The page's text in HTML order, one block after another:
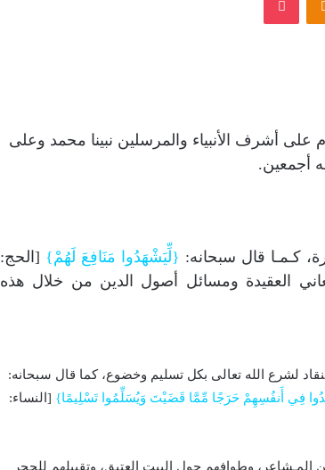
على أشرف الأنبياء والمرسلين نبينا محمد وعلى
أجمعين.
كـمـا قال سبحانه: {لِّيَشْهَدُوا مَنَافِعَ لَهُمْ} [الحج:
العقيدة ومسائل أصول الدين من خلال هذه
لشرع الله تعالى بكل تسليم وخضوع، كما قال سبحانه:
فِي أَنفُسِهِمْ حَرَجًا مِّمَّا قَضَيْتَ وَيُسَلِّمُوا تَسْلِيمًا} [النساء:
المـشاعر، وطوافهم حول البيت العتيق، وتقبيلهم للحجر